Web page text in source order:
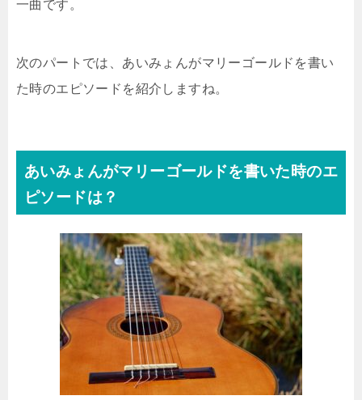
一曲です。
次のパートでは、あいみょんがマリーゴールドを書い
た時のエピソードを紹介しますね。
あいみょんがマリーゴールドを書いた時のエ
ピソードは？